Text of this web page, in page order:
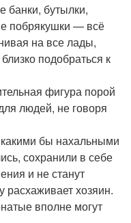
банки, бутылки,
побрякушки — всё
на все лады,
подобраться к
фигура порой
людей, не говоря
бы нахальными
сохранили в себе
и не станут
расхаживает хозяин.
вполне могут